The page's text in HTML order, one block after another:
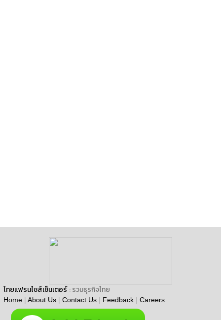
ไทยแฟรนไชส์เซ็นเตอร์ : รวมธุรกิจไทย
Home | About Us | Contact Us | Feedback | Careers